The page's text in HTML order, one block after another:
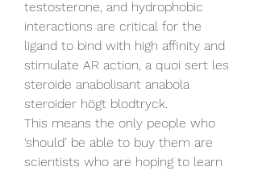
testosterone, and hydrophobic
interactions are critical for the
ligand to bind with high affinity and
stimulate AR action, a quoi sert les
steroide anabolisant anabola
steroider högt blodtryck.
This means the only people who
‘should’ be able to buy them are
scientists who are hoping to learn